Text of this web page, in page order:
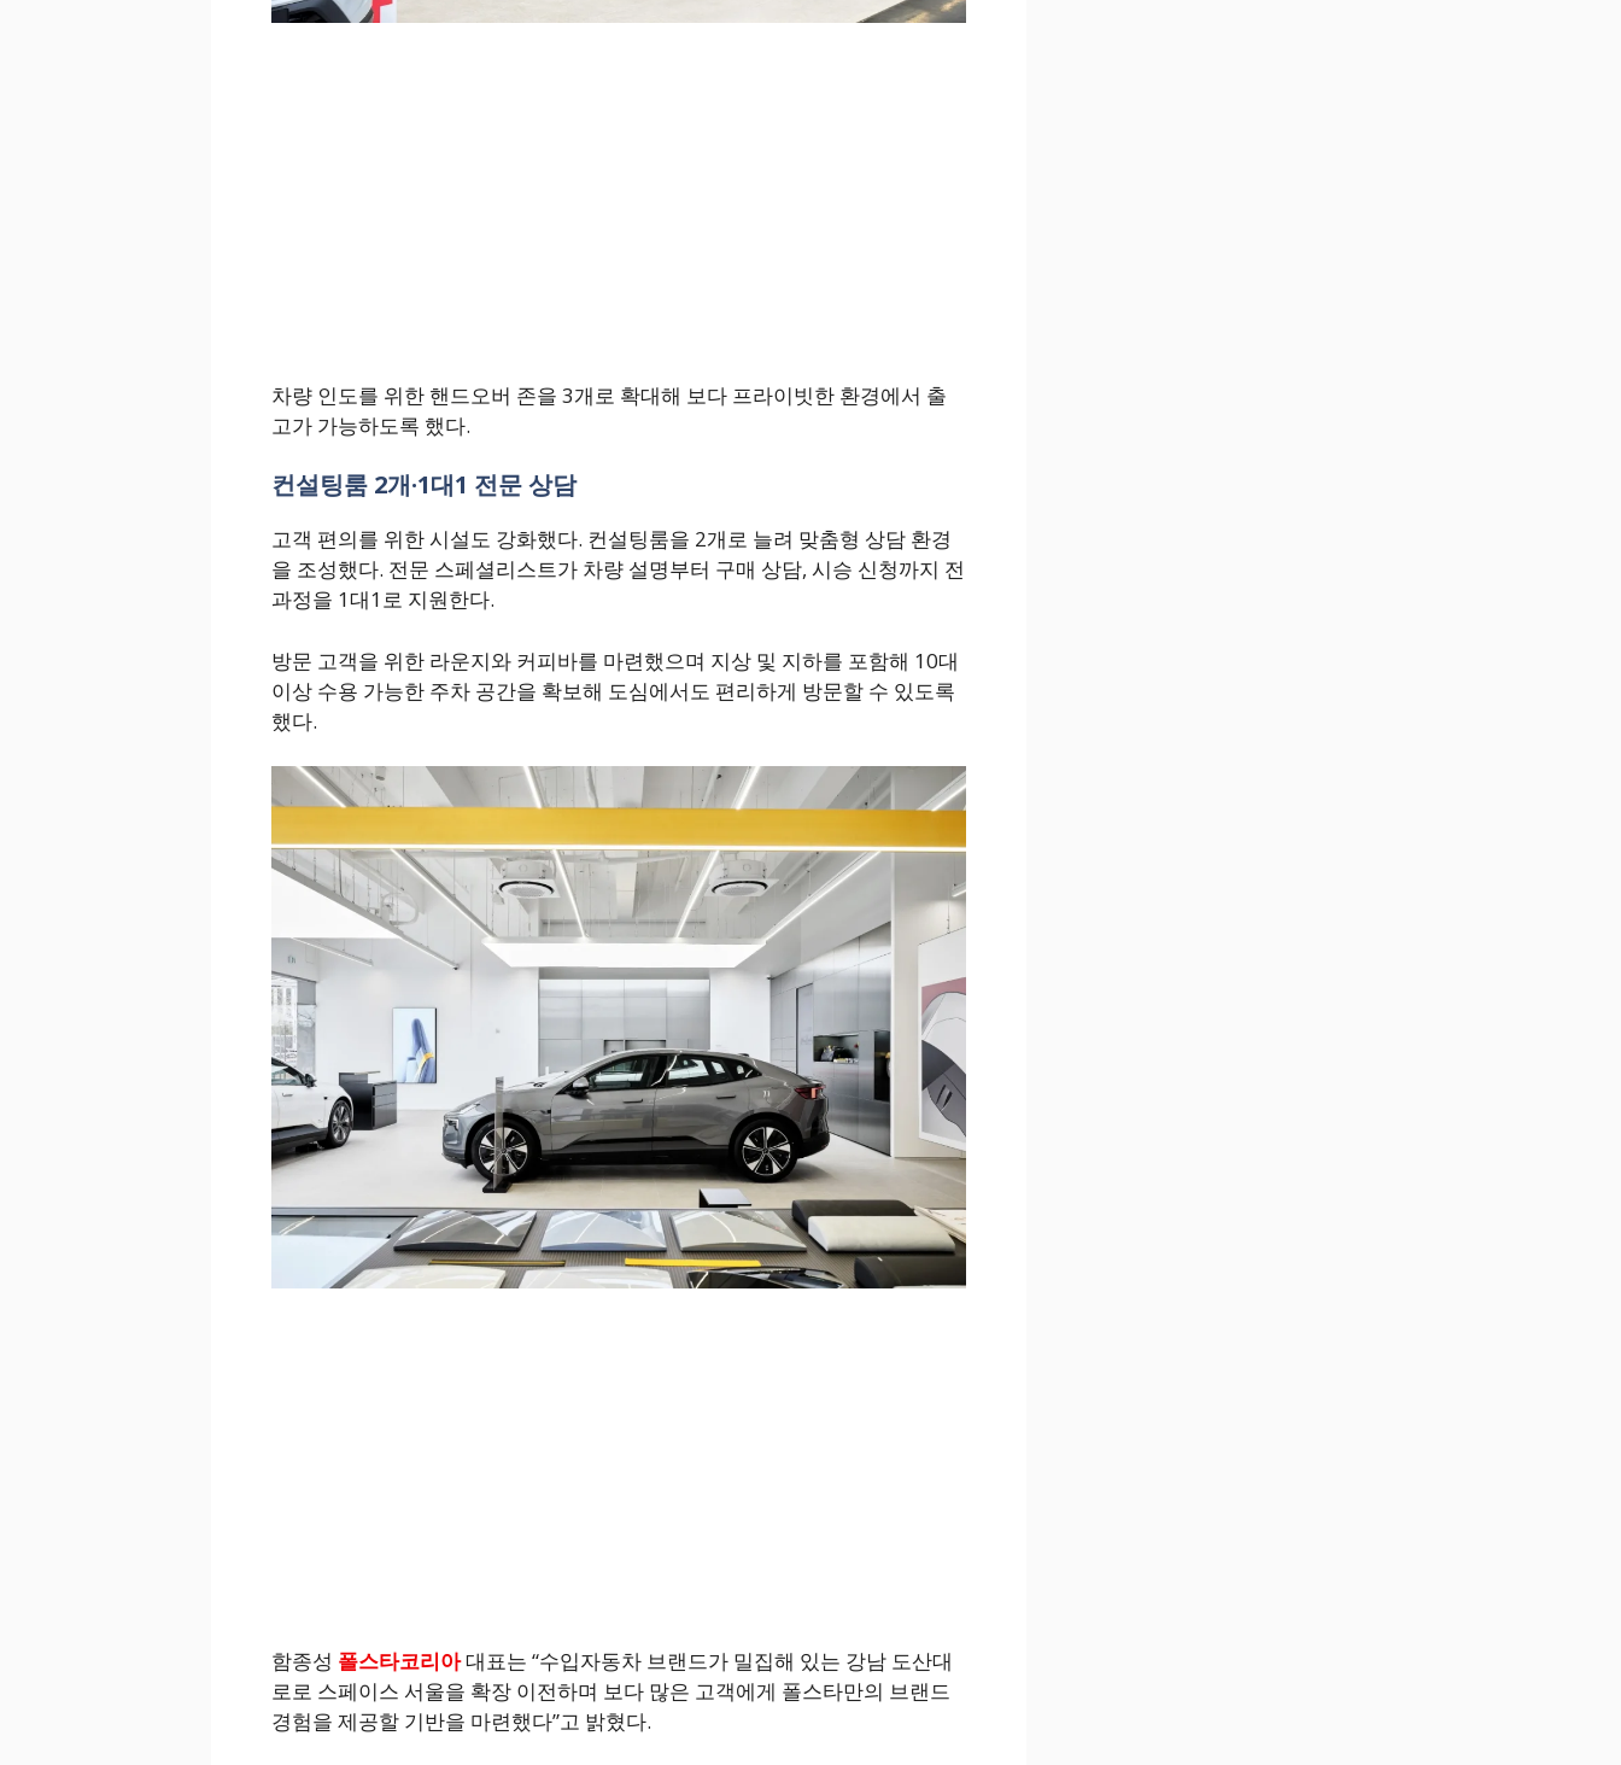
차량 인도를 위한 핸드오버 존을 3개로 확대해 보다 프라이빗한 환경에서 출
고가 가능하도록 했다.
컨설팅룸 2개·1대1 전문 상담
고객 편의를 위한 시설도 강화했다. 컨설팅룸을 2개로 늘려 맞춤형 상담 환경
을 조성했다. 전문 스페셜리스트가 차량 설명부터 구매 상담, 시승 신청까지 전
과정을 1대1로 지원한다.
방문 고객을 위한 라운지와 커피바를 마련했으며 지상 및 지하를 포함해 10대
이상 수용 가능한 주차 공간을 확보해 도심에서도 편리하게 방문할 수 있도록
했다.
함종성 폴스타코리아대표는 “수입자동차 브랜드가 밀집해 있는 강남 도산대
로로 스페이스 서울을 확장 이전하며 보다 많은 고객에게 폴스타만의 브랜드
경험을 제공할 기반을 마련했다”고 밝혔다.